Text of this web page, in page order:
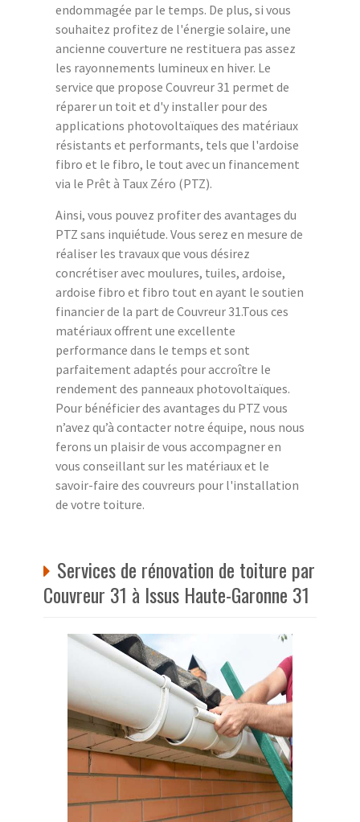
endommagée par le temps. De plus, si vous
souhaitez profitez de l'énergie solaire, une
ancienne couverture ne restituera pas assez
les rayonnements lumineux en hiver. Le
service que propose Couvreur 31 permet de
réparer un toit et d'y installer pour des
applications photovoltaïques des matériaux
résistants et performants, tels que l'ardoise
fibro et le fibro, le tout avec un financement
via le Prêt à Taux Zéro (PTZ).
Ainsi, vous pouvez profiter des avantages du
PTZ sans inquiétude. Vous serez en mesure de
réaliser les travaux que vous désirez
concrétiser avec moulures, tuiles, ardoise,
ardoise fibro et fibro tout en ayant le soutien
financier de la part de Couvreur 31.Tous ces
matériaux offrent une excellente
performance dans le temps et sont
parfaitement adaptés pour accroître le
rendement des panneaux photovoltaïques.
Pour bénéficier des avantages du PTZ vous
n’avez qu’à contacter notre équipe, nous nous
ferons un plaisir de vous accompagner en
vous conseillant sur les matériaux et le
savoir-faire des couvreurs pour l'installation
de votre toiture.
Services de rénovation de toiture par
Couvreur 31 à Issus Haute-Garonne 31